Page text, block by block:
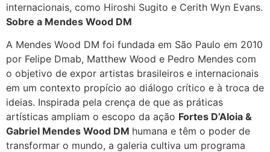
internacionais, como Hiroshi Sugito e Cerith Wyn Evans.
Sobre a Mendes Wood DM
A Mendes Wood DM foi fundada em São Paulo em 2010
por Felipe Dmab, Matthew Wood e Pedro Mendes com
o objetivo de expor artistas brasileiros e internacionais
em um contexto propício ao diálogo crítico e à troca de
ideias. Inspirada pela crença de que as práticas
artísticas ampliam o escopo da ação Fortes D’Aloia &
Gabriel Mendes Wood DM humana e têm o poder de
transformar o mundo, a galeria cultiva um programa